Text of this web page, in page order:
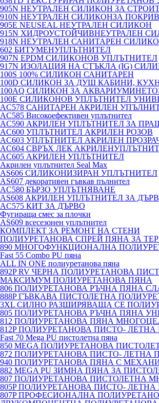
905N НЕУТРАЛЕН СИЛИКОН ЗА
910N НЕУТРАЛЕН СИЛИКОНЗА
905E NEUSEAL НЕУТРАЛЕН СИЛИКОН
915N ХИДРОУСТОЙЧИВНЕУТРАЛЕН
918N НЕУТРАЛЕН САНИТАРЕН
602 БИТУМЕНУПЛЪТНИТЕЛ
907N EPDM СИЛИКОНОВ УПЛЪТНИТЕЛ
917N ИЗОЛАЦИЯ НА СТЪКЛА (IG)
100S 100% СИЛИКОН САНИТАРЕН
100D СИЛИКОН ЗА ДУШ КАБИНИ,
100AQ СИЛИКОН ЗА
100E СИЛИКОНОВ УПЛЪТНИТЕЛ
AC578 САНИТАРЕН АКРИЛЕН
AC585 Високоефективен уплътнител
AC590 АКРИЛЕН УПЛЪТНИТЕЛ ЗА
AC600 УПЛЪТНИТЕЛ АКРИЛЕН РОЗОВ
AC603 УПЛЪТНИТЕЛ АКРИЛЕН
AC604 СВРЪХ ЛЕК
AC605 АКРИЛЕН УПЛЪТНИТЕЛ
Акрилен уплътнител Seal Max
AS606 СИЛИКОНИЗИРАН УПЛЪТНИТЕЛ
AS607 декоративен гъвкав пълнител
AC580 БЪРЗО УПЛЪТНЯВАНЕ
AS608 АКРИЛЕН УПЛЪТНИТЕЛ ЗА
AC575 КИТ ЗА ДЪРВО
Фугираща смес за плочки
AS609 всесезонен уплътнител
КОМПЛЕКТ ЗА РЕМОНТ НА СТЕНИ
ПОЛИУРЕТАНОВА СПРЕЙ ПЯНА ЗА
890 МНОГОФУНКЦИОНАЛНА
Fast 55 Combo PU пяна
ALL IN ONE полиуретанова пяна
892P RV ЧЕРНА ПОЛИУРЕТАНОВА
МАКСИМУМ ПОЛИУРЕТАНОВА ПЯНА
806 ПОЛИУРЕТАНОВА РЪЧНА ПЯНА
888P ГЪВКАВА ПИСТОЛЕТНА
3XL СИЛНО РАЗШИРЯВАЩА СЕ
805 ПОЛИУРЕТАНОВА РЪЧНА ПЯНА
812 ПОЛИУРЕТАНОВА ПЯНА
812P ПОЛИУРЕТАНОВА ПИСТО- ЛЕТНА
Fast 70 Mega PU пистолетна пяна
850 MEGA ПОЛИУРЕТАНОВА
872 ПОЛИУРЕТАНОВА ПИСТО- ЛЕТНА
940 ПОЛИУРЕТАНОВА ПЯНА С
882 MEGA PU ЗИМНА ПЯНА ЗА
807 ПОЛИУРЕТАНОВА ПИСТОЛЕТНА
805P ПОЛИУРЕТАНОВА ПИСТО-
807P ПРОФЕСИОНАЛНА